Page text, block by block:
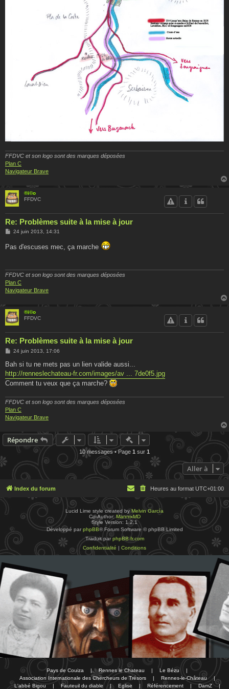
FFDVC et son logo sont des marques déposées
Plan C
Navigateur Brave
®i©o
FFDVC
Re: Problèmes suite à la mise à jour
M
s
24 juin 2013, 14:31
Pas d'escuses mec, ça marche
FFDVC et son logo sont des marques déposées
Plan C
Navigateur Brave
®i©o
FFDVC
Re: Problèmes suite à la mise à jour
M
s
a
g
e
24 juin 2013, 17:06
Bah si tu ne mets pas un lien valide aussi...
http://renneslechateau-fr.com/images/av ... 7de0f5.jpg
Comment tu veux que ça marche?
FFDVC et son logo sont des marques déposées
Plan C
Navigateur Brave
Répondre Actions rapides de
10 messages • Page 1 sur 1
Aller à
Index du forum Heures au format UTC+01:00
Lucid Lime style created by Melvin García
Co-Author:MannixMD
Style Version: 1.2.1
Développé par phpBB® Forum Software © phpBB Limited
Traduit par phpBB-fr.com
Confidentialité | Conditions
Pays de Couiza | Rennes le Chateau | Le Bézu
|
Association Internationale des Chercheurs de Trésors
| Rennes-le-Château
|
L'abbé Bigou
| Fauteuil du diable | Eglise | Référencement | DamZ |